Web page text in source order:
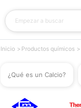
Inicio Productos químicos
¿Qué es un Calcio?